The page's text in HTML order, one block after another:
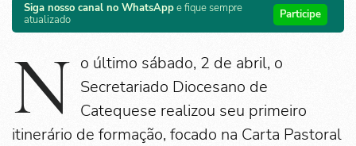
Siga nosso canal no WhatsAppe fique sempre
atualizado
Participe
N o último sábado, 2 de abril, o
Secretariado Diocesano de
Catequese realizou seu primeiro
itinerário de formação, focado na Carta Pastoral